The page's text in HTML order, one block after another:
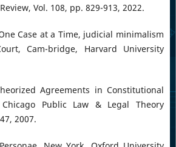
Vol. 108, pp. 829-913, 2022.
Case at a Time, judicial minimalism
Cam-bridge, Harvard University
Agreements in Constitutional
Public Law & Legal Theory
2007.